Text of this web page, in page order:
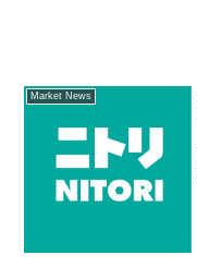
Market News